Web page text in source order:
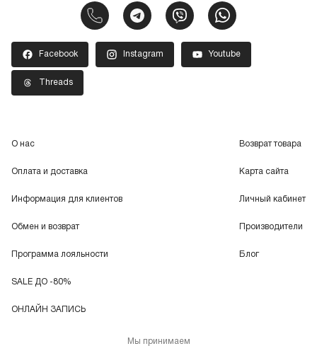
Facebook Instagram Youtube
Threads
О нас
Оплата и доставка
Информация для клиентов
Обмен и возврат
Программа лояльности
SALE ДО -80%
ОНЛАЙН ЗАПИСЬ
Возврат товара
Карта сайта
Личный кабинет
Производители
Блог
Мы принимаем